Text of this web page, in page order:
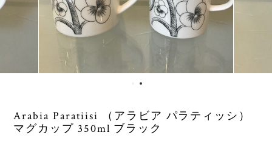
Arabia Paratiisi （アラビア パラティッシ）
マグカップ 350ml ブラック